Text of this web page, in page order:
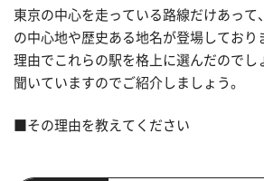
東京の中心を走っている路線だけあって
の中心地や歴史ある地名が登場しており
理由でこれらの駅を格上に選んだのでし
聞いていますのでご紹介しましょう。
■その理由を教えてください